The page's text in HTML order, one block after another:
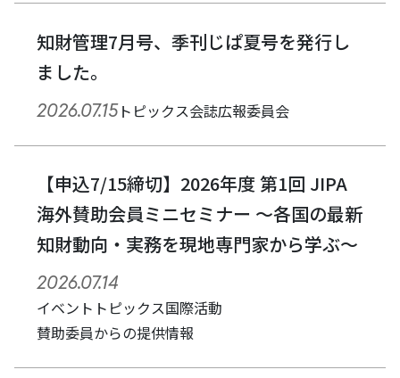
知財管理7月号、季刊じぱ夏号を発行し
ました。
2026.07.15トピックス会誌広報委員会
【申込7/15締切】2026年度 第1回 JIPA
海外賛助会員ミニセミナー ～各国の最新
知財動向・実務を現地専門家から学ぶ～
2026.07.14
イベント トピックス国際活動
賛助委員からの提供情報